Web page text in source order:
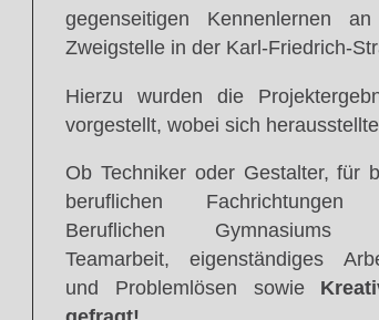
gegenseitigen Kennenlernen
Zweigstelle in der Karl-Friedrich-
Hierzu wurden die
vorgestellt, wobei sich
Ob Techniker oder Gestalter, für
beruflichen Fachrichtungen
Beruflichen Gymnasiums
Teamarbeit, eigenständiges
und Problemlösen sowie